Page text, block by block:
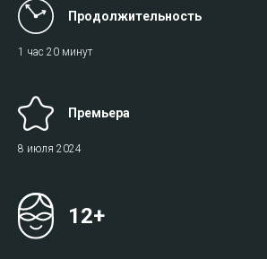
Продолжительность
1 час 20 минут
Премьера
8 июля 2024
12+